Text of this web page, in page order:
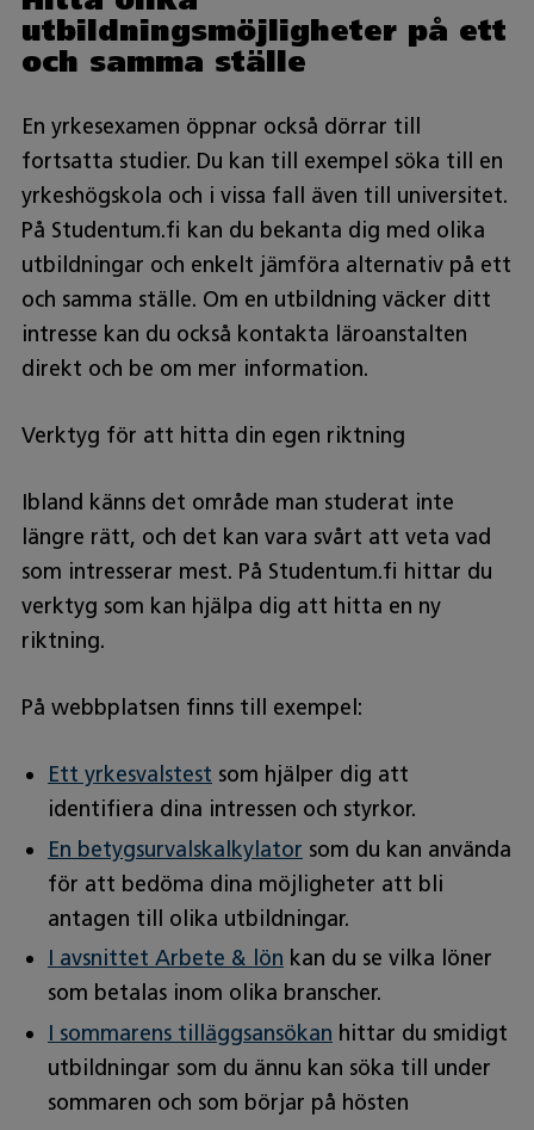
utbildningsmöjligheter på ett
och samma ställe
En yrkesexamen öppnar också dörrar till
fortsatta studier. Du kan till exempel söka till en
yrkeshögskola och i vissa fall även till universitet.
På Studentum.fi kan du bekanta dig med olika
utbildningar och enkelt jämföra alternativ på ett
och samma ställe. Om en utbildning väcker ditt
intresse kan du också kontakta läroanstalten
direkt och be om mer information.
Verktyg för att hitta din egen riktning
Ibland känns det område man studerat inte
längre rätt, och det kan vara svårt att veta vad
som intresserar mest. På Studentum.fi hittar du
verktyg som kan hjälpa dig att hitta en ny
riktning.
På webbplatsen finns till exempel:
Ett yrkesvalstest som hjälper dig att
identifiera dina intressen och styrkor.
En betygsurvalskalkylator som du kan använda
för att bedöma dina möjligheter att bli
antagen till olika utbildningar.
I avsnittet Arbete & lön kan du se vilka löner
som betalas inom olika branscher.
I sommarens tilläggsansökan hittar du smidigt
utbildningar som du ännu kan söka till under
sommaren och som börjar på hösten